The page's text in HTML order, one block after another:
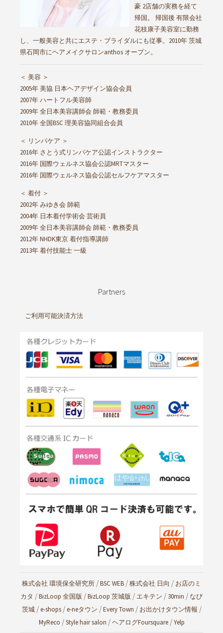
豪 2店舗の実務を経て
帰国。 帰国後 有限会社
花枝康子美容室に勤務
し、一般美容と共にエステ・ブライダルにも従事。2010年 茨城
県石岡市にヘアメイクサロンanthos オープン。
＜ 美容 ＞
2005年 美協 日本ヘアデザイン協会会員
2007年 ハートフル美容師
2009年 全日本美容講師会 師範・教務委員
2010年 全国BSC 理美容協同組合会員
＜ リンパケア ＞
2016年 さとう式リンパケア公認インストラクター
2016年 国際ウェルネス協会公認MRTマスター
2016年 国際ウェルネス協会公認セルフケアマスター
＜ 着付 ＞
2002年 みゆき会 師範
2004年 日本着付学術会 芸術員
2009年 全日本美容講師会 師範・教務委員
2012年 NHDK東京 着付指導講師
2013年 着付技能士 一級
Partners
ご利用可能決済方法
株式会社 環境保全研究所 /BSC WEB /株式会社 日向 / お店のミ
カタ /BizLoop 全国版 /BizLoop 茨城版 / エキテン / 30min / なび
茨城/e-shops/e-neタウン /Every Town / お出かけタウン情報 /
MyReco /Style hair salon /ヘアログFoursquare/Yelp